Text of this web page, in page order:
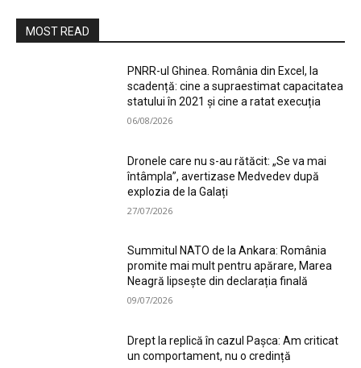
MOST READ
PNRR-ul Ghinea. România din Excel, la
scadență: cine a supraestimat capacitatea
statului în 2021 și cine a ratat execuția
06/08/2026
Dronele care nu s-au rătăcit: „Se va mai
întâmpla”, avertizase Medvedev după
explozia de la Galați
27/07/2026
Summitul NATO de la Ankara: România
promite mai mult pentru apărare, Marea
Neagră lipsește din declarația finală
09/07/2026
Drept la replică în cazul Pașca: Am criticat
un comportament, nu o credință